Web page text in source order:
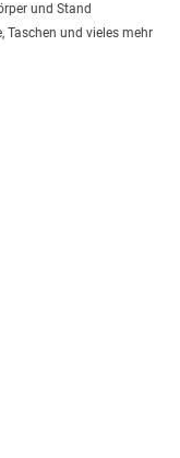
und Stand
Taschen und vieles mehr